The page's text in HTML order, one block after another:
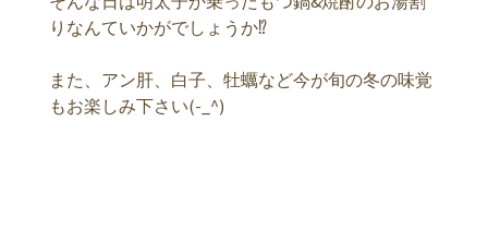
りなんていかがでしょうか⁉︎
また、アン肝、白子、牡蠣など今が旬の冬の味覚
もお楽しみ下さい(-_^)